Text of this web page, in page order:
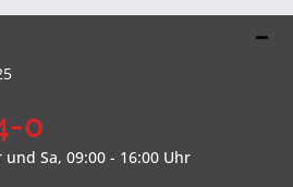
0
Sa, 09:00 - 16:00 Uhr